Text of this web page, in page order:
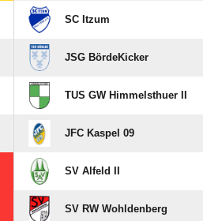
SC Itzum
JSG BördeKicker
TUS GW Himmelsthuer II
JFC Kaspel 09
SV Alfeld II
SV RW Wohldenberg